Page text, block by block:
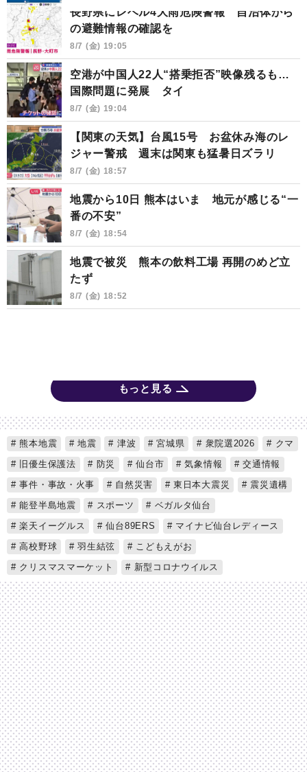
長野県にレベル4大雨危険警報 自治体から
の避難情報の確認を
8/7 (金) 19:05
空港が中国人22人“搭乗拒否”映像残るも…
国際問題に発展 タイ
8/7 (金) 19:04
【関東の天気】台風15号 お盆休み海のレ
ジャー警戒 週末は関東も猛暑日ズラリ
8/7 (金) 18:57
地震から10日 熊本はいま 地元が感じる“一
番の不安”
8/7 (金) 18:54
地震で被災 熊本の飲料工場 再開のめど立
たず
8/7 (金) 18:52
もっと見る
熊本地震 地震 津波 宮城県 衆院選2026
クマ
旧優生保護法
防災 仙台市 気象情報
交通情報
事件・事故・火事
自然災害 東日本大震災
震災遺構
能登半島地震
スポーツ
ベガルタ仙台
楽天イーグルス
仙台89ERS
マイナビ仙台レディース
高校野球
羽生結弦
こどもえがお
クリスマスマーケット
新型コロナウイルス